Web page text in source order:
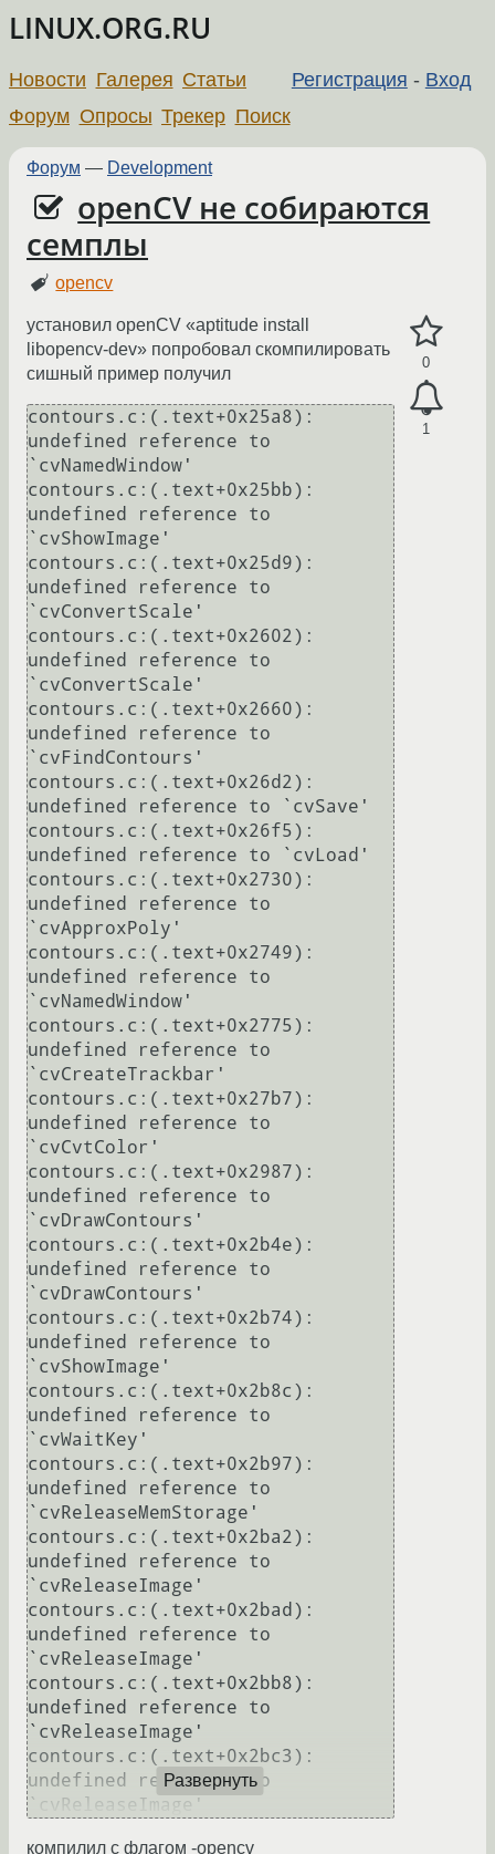
LINUX.ORG.RU
Регистрация - Вход
Новости Галерея Статьи
Форум Опросы Трекер Поиск
Форум — Development
openCV не собираются
семплы
opencv
0
1
установил openCV «aptitude install
libopencv-dev» попробовал скомпилировать
сишный пример получил
contours.c:(.text+0x25a8):
undefined reference to
`cvNamedWindow'
contours.c:(.text+0x25bb):
undefined reference to
`cvShowImage'
contours.c:(.text+0x25d9):
undefined reference to
`cvConvertScale'
contours.c:(.text+0x2602):
undefined reference to
`cvConvertScale'
contours.c:(.text+0x2660):
undefined reference to
`cvFindContours'
contours.c:(.text+0x26d2):
undefined reference to `cvSave'
contours.c:(.text+0x26f5):
undefined reference to `cvLoad'
contours.c:(.text+0x2730):
undefined reference to
`cvApproxPoly'
contours.c:(.text+0x2749):
undefined reference to
`cvNamedWindow'
contours.c:(.text+0x2775):
undefined reference to
`cvCreateTrackbar'
contours.c:(.text+0x27b7):
undefined reference to
`cvCvtColor'
contours.c:(.text+0x2987):
undefined reference to
`cvDrawContours'
contours.c:(.text+0x2b4e):
undefined reference to
`cvDrawContours'
contours.c:(.text+0x2b74):
undefined reference to
`cvShowImage'
contours.c:(.text+0x2b8c):
undefined reference to
`cvWaitKey'
contours.c:(.text+0x2b97):
undefined reference to
`cvReleaseMemStorage'
contours.c:(.text+0x2ba2):
undefined reference to
`cvReleaseImage'
contours.c:(.text+0x2bad):
undefined reference to
`cvReleaseImage'
contours.c:(.text+0x2bb8):
undefined reference to
`cvReleaseImage'
contours.c:(.text+0x2bc3):
undefined reference to
Развернуть
компилил с флагом -opencv